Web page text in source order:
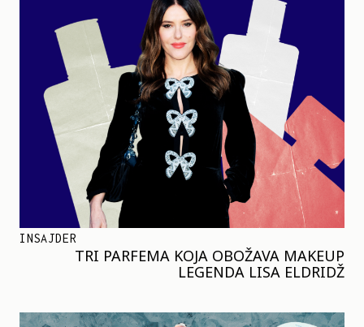
INSAJDER
TRI PARFEMA KOJA OBOŽAVA MAKEUP
LEGENDA LISA ELDRIDŽ